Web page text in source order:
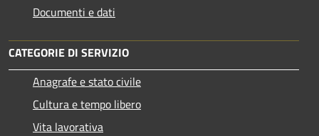
Documenti e dati
CATEGORIE DI SERVIZIO
Anagrafe e stato civile
Cultura e tempo libero
Vita lavorativa